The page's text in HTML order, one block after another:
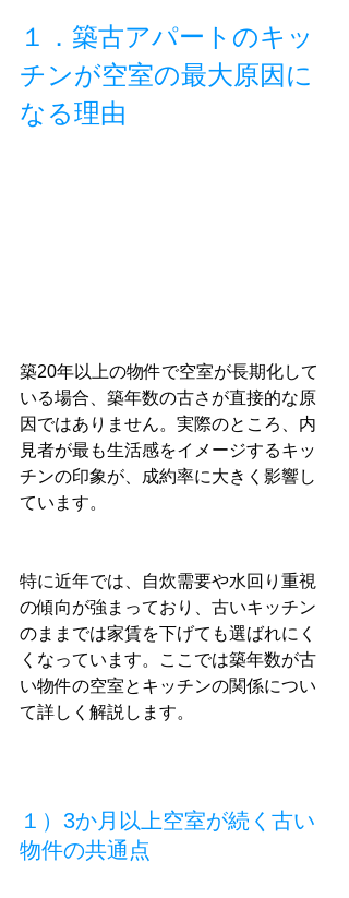
１．築古アパートのキッ
チンが空室の最大原因に
なる理由
築20年以上の物件で空室が長期化して
いる場合、築年数の古さが直接的な原
因ではありません。実際のところ、内
見者が最も生活感をイメージするキッ
チンの印象が、成約率に大きく影響し
ています。
特に近年では、自炊需要や水回り重視
の傾向が強まっており、古いキッチン
のままでは家賃を下げても選ばれにく
くなっています。ここでは築年数が古
い物件の空室とキッチンの関係につい
て詳しく解説します。
１）3か月以上空室が続く古い
物件の共通点